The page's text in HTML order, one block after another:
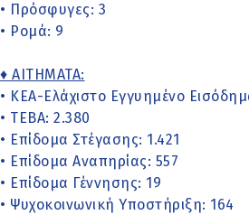
• Πρόσφυγες: 3
• Ρομά: 9
♦ ΑΙΤΗΜΑΤΑ:
• ΚΕΑ-Ελάχιστο Εγγυημένο
• ΤΕΒΑ: 2.380
• Επίδομα Στέγασης: 1.421
• Επίδομα Αναπηρίας: 557
• Επίδομα Γέννησης: 19
• Ψυχοκοινωνική Υποστήριξη: 164